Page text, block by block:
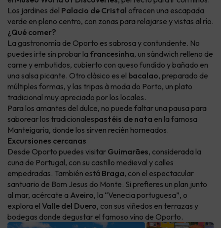
Los jardines del Palacio de Cristal ofrecen una escapada
verde en pleno centro, con zonas para relajarse y vistas al río.
¿Qué comer?
La gastronomía de Oporto es sabrosa y contundente. No
puedes irte sin probar la francesinha, un sándwich relleno de
carne y embutidos, cubierto con queso fundido y bañado en
una salsa picante. Otro clásico es el bacalao, preparado de
múltiples formas, y las tripas à moda do Porto, un plato
tradicional muy apreciado por los locales.
Para los amantes del dulce, no puede faltar una pausa para
saborear los tradicionalespastéis de nata en la famosa
Manteigaria, donde los sirven recién horneados.
Excursiones cercanas
Desde Oporto puedes visitar Guimarães, considerada la
cuna de Portugal, con su castillo medieval y calles
empedradas. También está Braga, con el espectacular
santuario de Bom Jesus do Monte. Si prefieres un plan junto
al mar, acércate a Aveiro, la “Venecia portuguesa”, o
explora el Valle del Duero, con sus viñedos en terrazas y
bodegas donde degustar el famoso vino de Oporto.